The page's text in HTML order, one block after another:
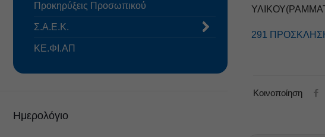
291
Κοινοποίηση
Προκηρύξεις Προσωπικού
Σ.Α.Ε.Κ.
ΚΕ.ΦΙ.ΑΠ
Ημερολόγιο